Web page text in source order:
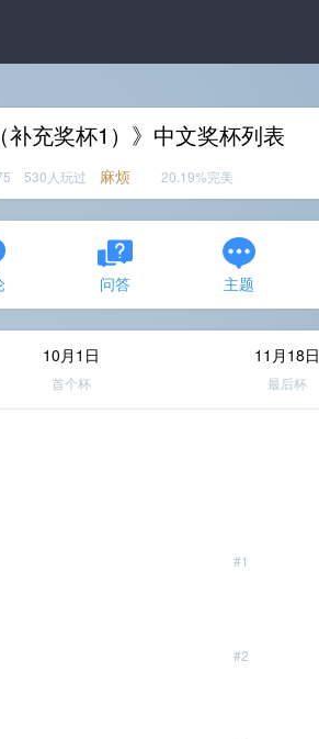
补充奖杯1）》中文奖杯列表
530人玩过 麻烦 20.19%完美
问答 主题
10月1日
首个杯
11月18日
最后杯
#1
#2